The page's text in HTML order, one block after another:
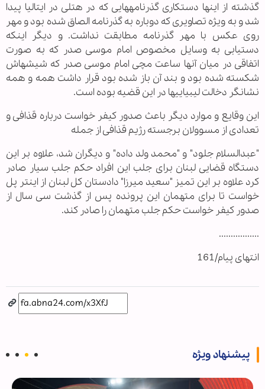
گذشته از اینها دستکاری گذرنامه‏هایی که در هتلی در ایتالیا پیدا
شد و به ویژه تصاویری که دوباره به گذرنامه الصاق شده بود و مهر
روی عکس با مهر گذرنامه مطابقت نداشت. و دیگر اینکه
دستیابی به وسایل مخصوص امام موسی صدر که به صورت
اتفاقی در میان آنها ساعت مچی امام موسی صدر که شیشه‏اش
شکسته شده بود و بند آن باز شده بود قرار داشت همه و همه
نشانگر دخالت لیبیایی‏ها در این قضیه بوده است.
این وقایع و موارد دیگر باعث صدور کیفر خواست درباره قذافی و
تعدادی از مسوولان برجسته رژیم قذافی از جمله
"عبدالسلام جلود" و "محمد ولد داده" و دیگران شد، علاوه بر این
دستگاه قضایی لبنان برای جلب این افراد حکم جلب سیار صادر
کرد علاوه بر این تمیز "سعید میرزا" دادستان کل لبنان از اینتر پل
خواست تا برای متهمان این پرونده پس از گذشت سی سال از
صدور کیفر خواست حکم جلب متهمان را صادر کند.
.................
انتهای پیام/161
پیشنهاد ویژه